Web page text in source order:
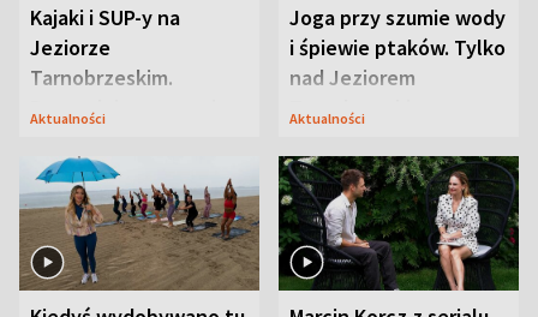
Kajaki i SUP-y na
Jeziorze
Tarnobrzeskim.
Przyrodnicy zwracają
Aktualności
Joga przy szumie wody
i śpiewie ptaków. Tylko
nad Jeziorem
Tarnobrzeskim
Aktualności